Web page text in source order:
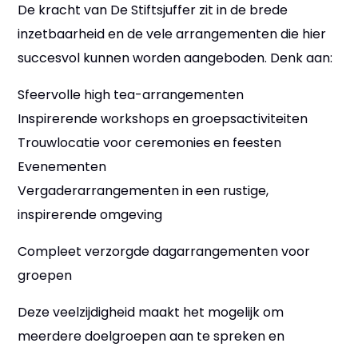
De kracht van De Stiftsjuffer zit in de brede
inzetbaarheid en de vele arrangementen die hier
succesvol kunnen worden aangeboden. Denk aan:
Sfeervolle high tea-arrangementen
Inspirerende workshops en groepsactiviteiten
Trouwlocatie voor ceremonies en feesten
Evenementen
Vergaderarrangementen in een rustige,
inspirerende omgeving
Compleet verzorgde dagarrangementen voor
groepen
Deze veelzijdigheid maakt het mogelijk om
meerdere doelgroepen aan te spreken en